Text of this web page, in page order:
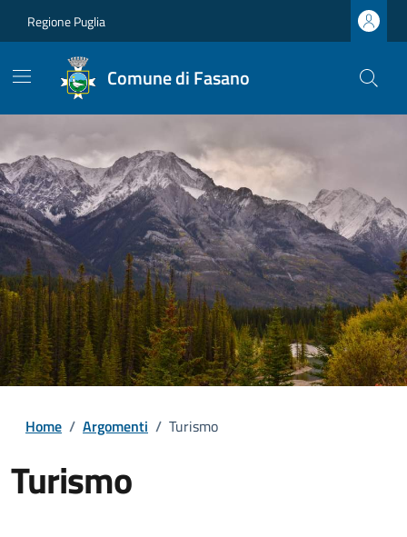
Regione Puglia
Comune di Fasano
Home / Argomenti / Turismo
Turismo